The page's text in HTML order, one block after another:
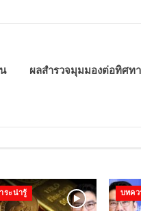
ผลสำรวจมุมมองต่อทิศท
ระน่ารู้ บทค